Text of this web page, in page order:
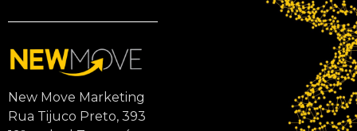
New Move Marketing
Rua Tijuco Preto, 393